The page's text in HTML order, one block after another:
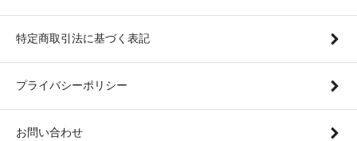
特定商取引法に基づく表記
プライバシーポリシー
お問い合わせ